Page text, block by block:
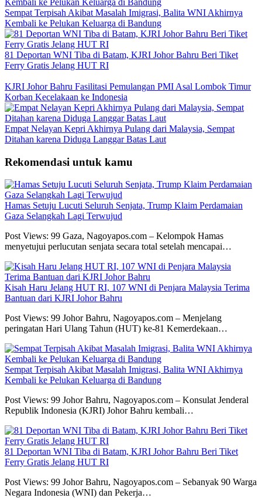
Sempat Terpisah Akibat Masalah Imigrasi, Balita WNI Akhirnya
Kembali ke Pelukan Keluarga di Bandung
81 Deportan WNI Tiba di Batam, KJRI Johor Bahru Beri Tiket
Ferry Gratis Jelang HUT RI
KJRI Johor Bahru Fasilitasi Pemulangan PMI Asal Lombok Timur
Korban Kecelakaan ke Indonesia
Empat Nelayan Kepri Akhirnya Pulang dari Malaysia, Sempat
Ditahan karena Diduga Langgar Batas Laut
Rekomendasi untuk kamu
Hamas Setuju Lucuti Seluruh Senjata, Trump Klaim Perdamaian
Gaza Selangkah Lagi Terwujud
Post Views: 99 Gaza, Nagoyapos.com – Kelompok Hamas
menyetujui perlucutan senjata secara total setelah mencapai…
Kisah Haru Jelang HUT RI, 107 WNI di Penjara Malaysia Terima
Bantuan dari KJRI Johor Bahru
Post Views: 99 Johor Bahru, Nagoyapos.com – Menjelang
peringatan Hari Ulang Tahun (HUT) ke-81 Kemerdekaan…
Sempat Terpisah Akibat Masalah Imigrasi, Balita WNI Akhirnya
Kembali ke Pelukan Keluarga di Bandung
Post Views: 99 Johor Bahru, Nagoyapos.com – Konsulat Jenderal
Republik Indonesia (KJRI) Johor Bahru kembali…
81 Deportan WNI Tiba di Batam, KJRI Johor Bahru Beri Tiket
Ferry Gratis Jelang HUT RI
Post Views: 99 Johor Bahru, Nagoyapos.com – Sebanyak 90 Warga
Negara Indonesia (WNI) dan Pekerja…